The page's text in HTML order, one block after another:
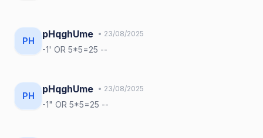
PH
pHqghUme • 23/08/2025
-1' OR 5*5=25 --
PH
pHqghUme • 23/08/2025
-1" OR 5*5=25 --